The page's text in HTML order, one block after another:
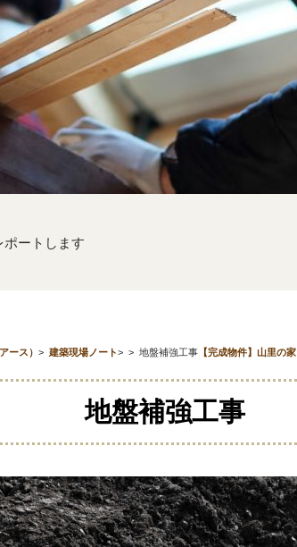
ートします
ース） > 建築現場ノート> 【完成物件】山里の家
> 地盤補強工事
地盤補強工事